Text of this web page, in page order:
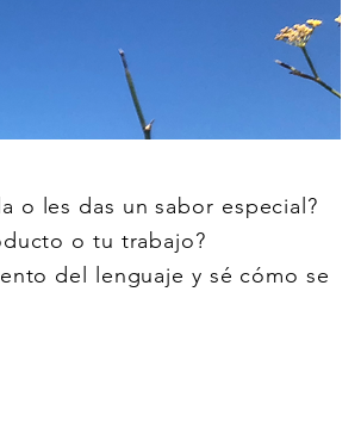
o les das un sabor especial?
o tu trabajo?
del lenguaje y sé cómo se